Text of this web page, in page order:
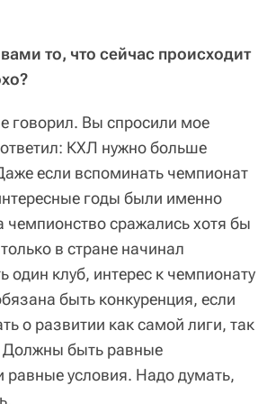
то, что сейчас происходит
говорил. Вы спросили мое
КХЛ нужно больше
если вспоминать чемпионат
годы были именно
чемпионство сражались хотя бы
в стране начинал
один клуб, интерес к чемпионату
быть конкуренция, если
о развитии как самой лиги, так
Должны быть равные
равные условия. Надо думать,